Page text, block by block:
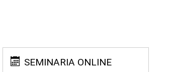
SEMINARIA ONLINE